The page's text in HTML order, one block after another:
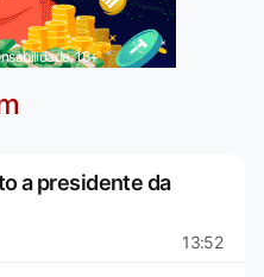
18+
a presidente da
13:52